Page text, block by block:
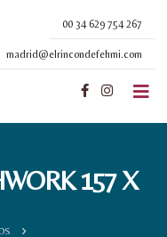
00 34 629 754 267
madrid@elrincondefehmi.com
157 X